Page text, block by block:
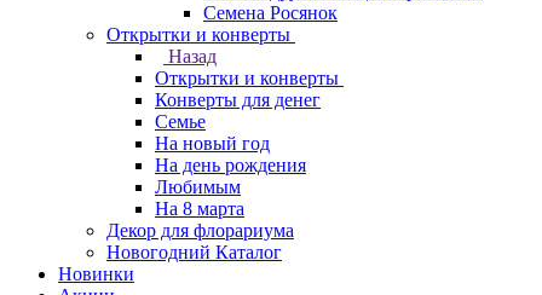
Семена Росянок
Открытки и конверты
Назад
Открытки и конверты
Конверты для денег
Семье
На новый год
На день рождения
Любимым
На 8 марта
Декор для флорариума
Новогодний Каталог
Новинки